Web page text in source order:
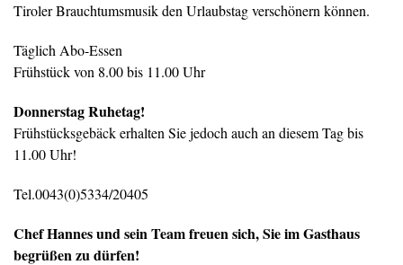
Tiroler Brauchtumsmusik den Urlaubstag verschönern können.
Täglich Abo-Essen
Frühstück von 8.00 bis 11.00 Uhr
Donnerstag Ruhetag!
Frühstücksgebäck erhalten Sie jedoch auch an diesem Tag bis
11.00 Uhr!
Tel.0043(0)5334/20405
Chef Hannes und sein Team freuen sich, Sie im Gasthaus
begrüßen zu dürfen!